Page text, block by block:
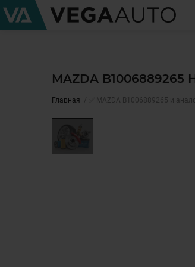
MAZDA
Главная ✅ MAZDA B1006889265 и